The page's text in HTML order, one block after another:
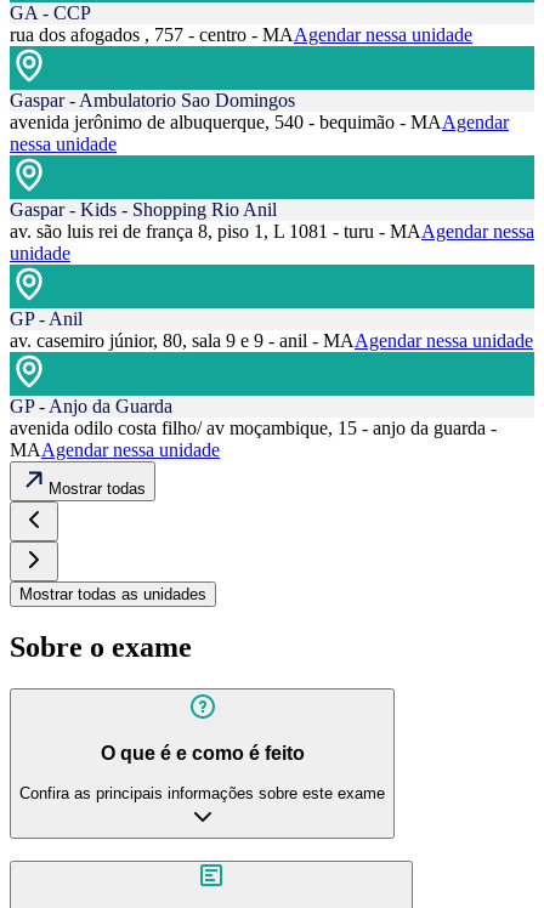
GA - CCP
rua dos afogados , 757 - centro - MAAgendar nessa unidade
Gaspar - Ambulatorio Sao Domingos
avenida jerônimo de albuquerque, 540 - bequimão - MAAgendar
nessa unidade
Gaspar - Kids - Shopping Rio Anil
av. são luis rei de frança 8, piso 1, L 1081 - turu - MAAgendar nessa
unidade
GP - Anil
av. casemiro júnior, 80, sala 9 e 9 - anil - MAAgendar nessa unidade
GP - Anjo da Guarda
avenida odilo costa filho/ av moçambique, 15 - anjo da guarda -
MAAgendar nessa unidade
Mostrar todas
Mostrar todas as unidades
Sobre o exame
O que é e como é feito
Confira as principais informações sobre este exame